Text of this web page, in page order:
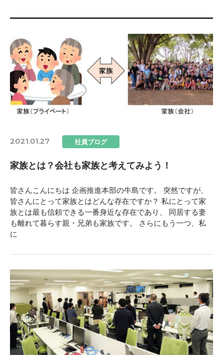
2021.01.27 社員ブログ
家族とは？会社も家族と考えてみよう！
皆さんこんにちは 企画推進本部の牛島です。 突然ですが、
皆さんにとって家族とはどんな存在ですか？ 私にとって家
族とは最も信頼できる一番身近な存在であり、 同居する妻
も離れて暮らす親・兄弟も家族です。 さらにもう一つ、私
に